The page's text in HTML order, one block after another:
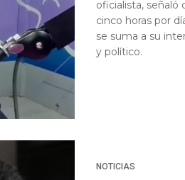
oficialista, señaló
cinco horas por
se suma a su
y político.
NOTICIAS